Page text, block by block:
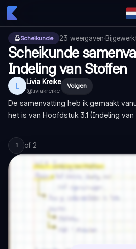
Scheikunde 23 weergaven·
Scheikunde
Indeling van Stoffen
L Livia Kreike
@liviakreike
Volgen
De samenvatting heb ik gemaakt
het is van Hoofdstuk 3.1 (Indeling
1 of 2